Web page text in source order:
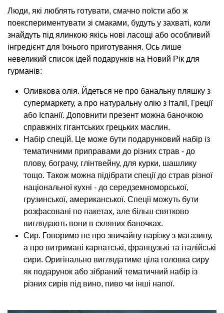
Люди, які люблять готувати, смачно поїсти або ж
поекспериментувати зі смаками, будуть у захваті, коли
знайдуть під ялинкою якісь нові ласощі або особливий
інгредієнт для їхнього приготування. Ось лише
невеликий список ідей подарунків на Новий Рік для
гурманів:
Оливкова олія. Йдеться не про банальну пляшку з
супермаркету, а про натуральну олію з Італії, Греції
або Іспанії. Доповнити презент можна баночкою
справжніх гігантських грецьких маслин.
Набір спецій. Це може бути подарунковий набір із
тематичними приправами до різних страв - до
плову, бограчу, глінтвейну, для курки, шашлику
тощо. Також можна підібрати спеції до страв різної
національної кухні - до середземноморської,
грузинської, американської. Спеції можуть бути
розфасовані по пакетах, але більш святково
виглядають вони в скляних баночках.
Сир. Говоримо не про звичайну нарізку з магазину,
а про витримані карпатські, французькі та італійські
сири. Оригінально виглядатиме ціла головка сиру
як подарунок або зібраний тематичний набір із
різних сирів під вино, пиво чи інші напої.